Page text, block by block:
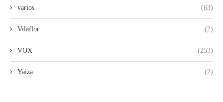
varios (63)
Vilaflor (2)
VOX (253)
Yaiza (2)